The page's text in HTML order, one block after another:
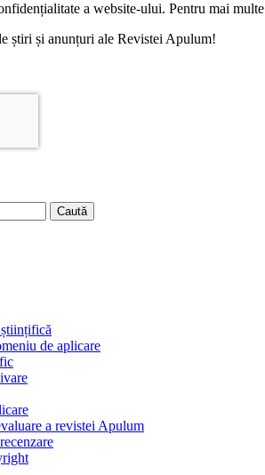
a website-ului. Pentru mai
știri și anunțuri ale Revistei Apulum!
de aplicare
a revistei Apulum